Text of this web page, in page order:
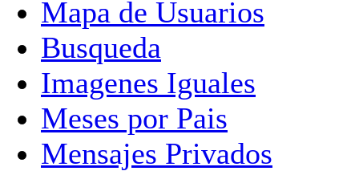
Mapa de Usuarios
Busqueda
Imagenes Iguales
Meses por Pais
Mensajes Privados